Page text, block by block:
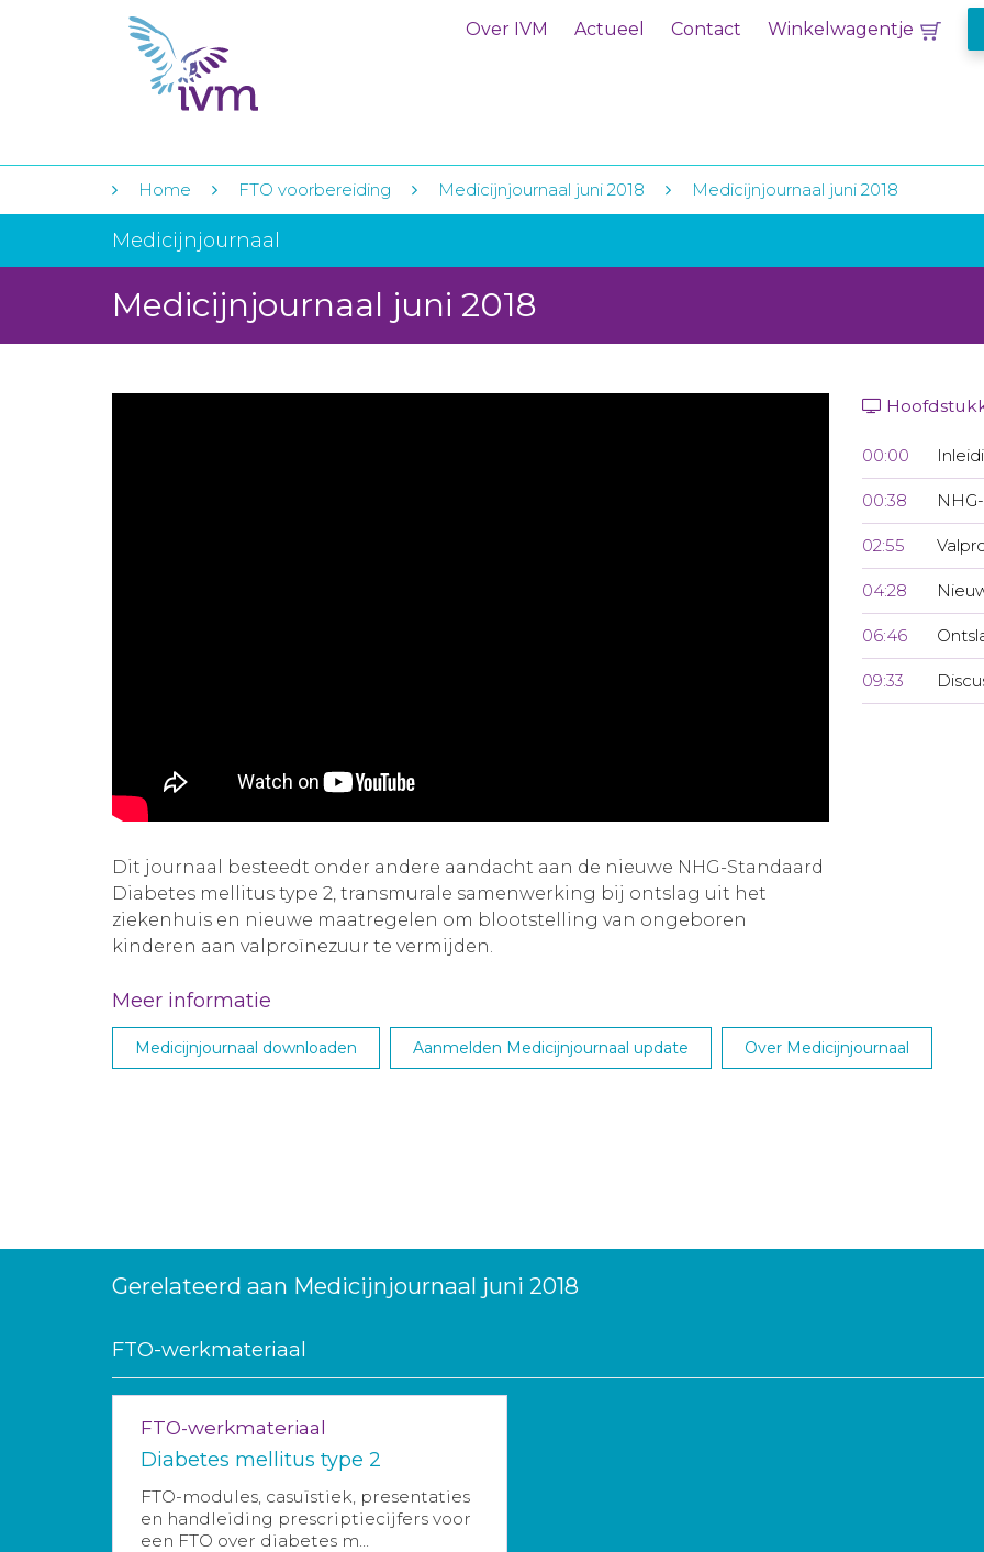
Over IVM Actueel Contact Winkelwagentje
Home FTO voorbereiding Medicijnjournaal juni 2018 Medicijnjournaal juni 2018
Medicijnjournaal
Medicijnjournaal juni 2018
00:00
00:38
02:55
04:28
06:46
09:33
Dit journaal besteedt onder andere aandacht aan de nieuwe NHG-Standaard
Diabetes mellitus type 2, transmurale samenwerking bij ontslag uit het
ziekenhuis en nieuwe maatregelen om blootstelling van ongeboren
kinderen aan valproïnezuur te vermijden.
Meer informatie
Medicijnjournaal downloaden Aanmelden Medicijnjournaal update Over Medicijnjournaal
Gerelateerd aan Medicijnjournaal juni 2018
FTO-werkmateriaal
FTO-werkmateriaal
Diabetes mellitus type 2
FTO-modules, casuïstiek, presentaties
en handleiding prescriptiecijfers voor
een FTO over diabetes m...